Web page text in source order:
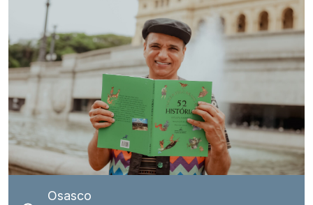
Osasco